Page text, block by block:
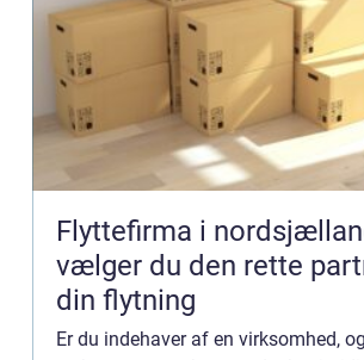
Flyttefirma i nordsjælland
vælger du den rette
din flytning
Er du indehaver af en virksomhed,